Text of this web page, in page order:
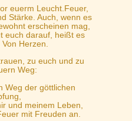
euerm Leucht.Feuer,
Stärke. Auch, wenn es
erscheinen mag,
euch darauf, heißt es
Herzen.
zu euch und zu
Weg:
Weg der göttlichen
und meinem Leben,
mit Freuden an.